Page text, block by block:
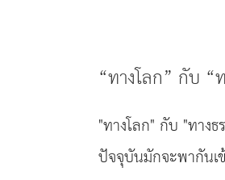
“ทางโลก” กับ “
"ทางโลก" กับ "ทาง
ปัจจุบันมักจะพากันเ